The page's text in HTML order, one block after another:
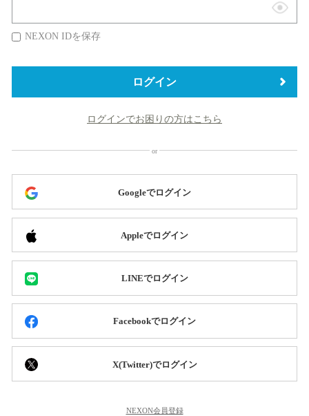
表
替
NEXON IDを保存
ログイン
ログインでお困りの方はこちら
Googleでログイン
Appleでログイン
LINEでログイン
Facebookでログイン
X(Twitter)でログイン
NEXON会員登録